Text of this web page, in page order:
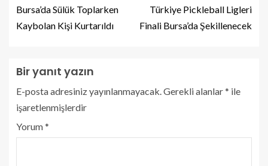
Bursa’da Sülük Toplarken
Kaybolan Kişi Kurtarıldı
Türkiye Pickleball Ligleri
Finali Bursa’da Şekillenecek
Bir yanıt yazın
E-posta adresiniz yayınlanmayacak.Gerekli alanlar* ile
işaretlenmişlerdir
Yorum*